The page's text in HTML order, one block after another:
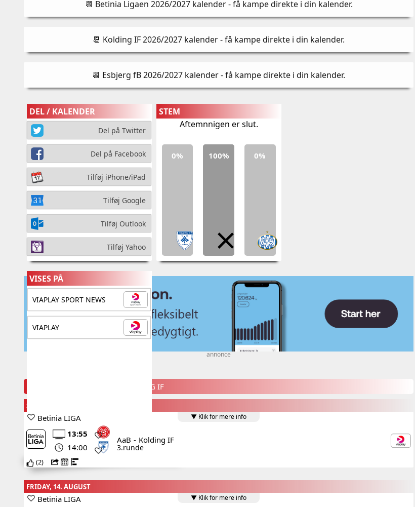
📆 Betinia Ligaen 2026/2027 kalender - få kampe direkte i din kalender.
📆 Kolding IF 2026/2027 kalender - få kampe direkte i din kalender.
📆 Esbjerg fB 2026/2027 kalender - få kampe direkte i din kalender.
DEL / KALENDER
Del på Twitter
Del på Facebook
Tilføj iPhone/iPad
Tilføj Google
Tilføj Outlook
Tilføj Yahoo
STEM
Aftemnnigen er slut.
0% 100% 0%
VISES PÅ
VIAPLAY SPORT NEWS
VIAPLAY
annonce
KOMMENDE KAMPE FOR KOLDING IF
SUNDAY, 9. AUGUST
▼ Klik for mere info
Betinia LIGA
13:55
14:00
AaB - Kolding IF
3.runde
(2)
FRIDAY, 14. AUGUST
▼ Klik for mere info
Betinia LIGA